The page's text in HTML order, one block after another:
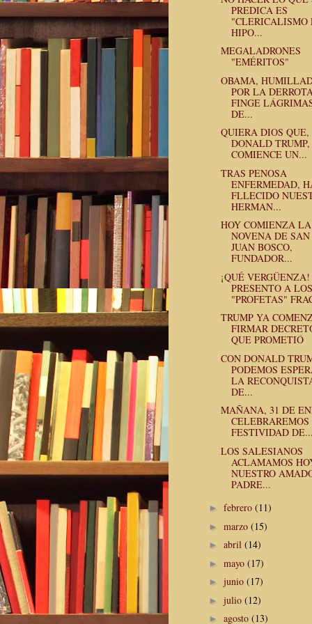
PREDICA ES
"CLERICALISMO
HIPO...
MEGALADRONES
"EMÉRITOS"
OBAMA,
POR LA
FINGE
DE...
QUIERA DIOS QUE,
DONALD
COMIENCE UN...
TRAS PENOSA
ENFERMEDAD,
FLLECIDO
HERMAN...
HOY COMIENZA LA
NOVENA DE SAN
JUAN BOSCO,
FUNDADOR...
¡QUÉ
PRESENTO A LOS
"PROFETAS"
TRUMP YA
FIRMAR
QUE PROMETIÓ
CON DONALD
PODEMOS
LA
DE...
MAÑANA, 31 DE
FESTIVIDAD
LOS SALESIANOS
ACLAMAMOS
NUESTRO
PADRE...
► febrero (11)
► marzo (15)
► abril (14)
► mayo (17)
► junio (17)
► julio (12)
► agosto (13)